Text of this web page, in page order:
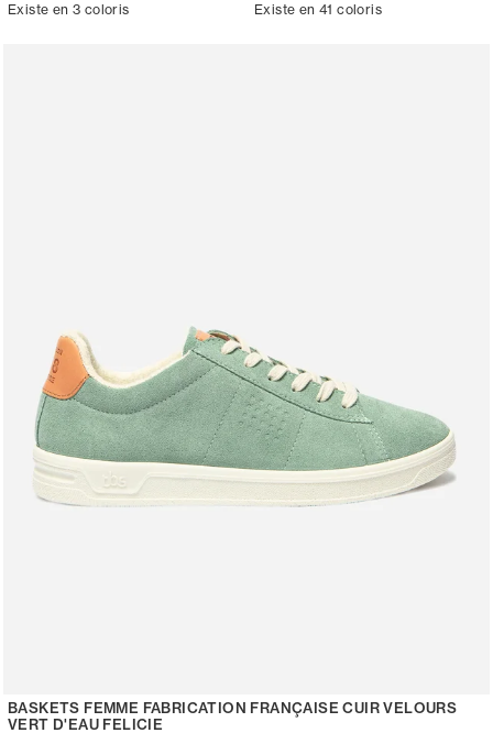
Existe en 3 coloris Existe en 41 coloris
BASKETS FEMME FABRICATION FRANÇAISE CUIR VELOURS
VERT D'EAU FELICIE